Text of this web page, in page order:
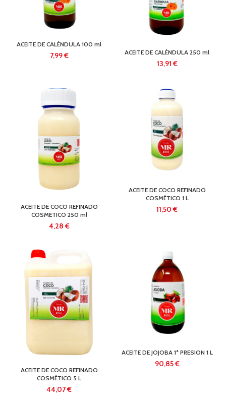
ACEITE DE CALÉNDULA 100 ml
€ ACEITE DE CALÉNDULA 250 ml
€
ACEITE DE COCO REFINADO
COSMETICO 250 ml
€
ACEITE DE COCO REFINADO
COSMÉTICO 1 L
€
ACEITE DE COCO REFINADO
COSMÉTICO 5 L
€
ACEITE DE JOJOBA 1ª PRESION 1 L
€